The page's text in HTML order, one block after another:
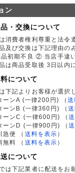
ン
・交換について
消費者権利尊重と法令
及び交換は下記理由の
初期不良 ② 当店手違
は商品受取後 3日以内
について
下記よりお客様が選択
ーンA (一律200円)
（
ーンB (一律360円)
（
ーンC (一律600円)
（
ーンD (一律900円)
（
急便
（ 送料を表示 ）
無料
（ 送料を表示 ）
について
は下記業者に配送をお